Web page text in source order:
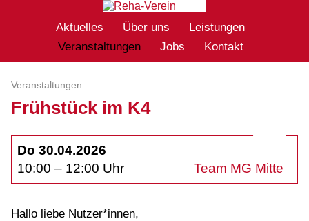
Aktuelles Über uns
Leistungen
Veranstaltungen
Jobs Kontakt
Veranstaltungen
Frühstück im K4
Do 30.04.2026
10:00 – 12:00 Uhr
Team MG Mitte
Hallo liebe Nutzer*innen,